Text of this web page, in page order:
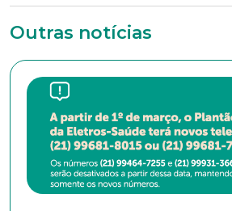
Outras notícias
Idade
Estado Civil
Escolaridade